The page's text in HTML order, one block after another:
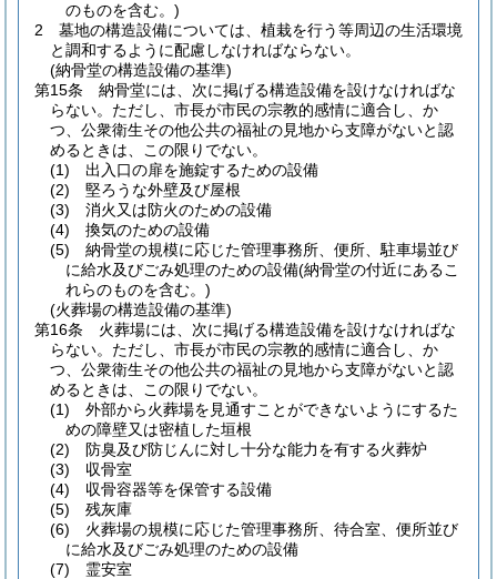
のものを含む。)
2
墓地の構造設備については、植栽を行う等周辺の生活環境
と調和するように配慮しなければならない。
(納骨堂の構造設備の基準)
第15条
納骨堂には、次に掲げる構造設備を設けなければな
らない。 ただし、市長が市民の宗教的感情に適合し、か
つ、公衆衛生その他公共の福祉の見地から支障がないと認
めるときは、この限りでない。
(1)
出入口の扉を施錠するための設備
(2)
堅ろうな外壁及び屋根
(3)
消火又は防火のための設備
(4)
換気のための設備
(5)
納骨堂の規模に応じた管理事務所、便所、駐車場並び
に給水及びごみ処理のための設備(納骨堂の付近にあるこ
れらのものを含む。)
(火葬場の構造設備の基準)
第16条
火葬場には、次に掲げる構造設備を設けなければな
らない。 ただし、市長が市民の宗教的感情に適合し、か
つ、公衆衛生その他公共の福祉の見地から支障がないと認
めるときは、この限りでない。
(1)
外部から火葬場を見通すことができないようにするた
めの障壁又は密植した垣根
(2)
防臭及び防じんに対し十分な能力を有する火葬炉
(3)
収骨室
(4)
収骨容器等を保管する設備
(5)
残灰庫
(6)
火葬場の規模に応じた管理事務所、待合室、便所並び
に給水及びごみ処理のための設備
(7)
霊安室